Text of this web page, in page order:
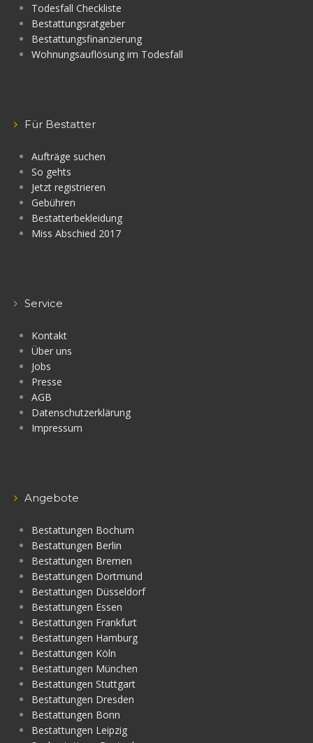
Todesfall Checkliste
Bestattungsratgeber
Bestattungsfinanzierung
Wohnungsauflösung im Todesfall
Für Bestatter
Aufträge suchen
So gehts
Jetzt registrieren
Gebühren
Bestatterbekleidung
Miss Abschied 2017
Service
Kontakt
Über uns
Jobs
Presse
AGB
Datenschutzerklärung
Impressum
Angebote
Bestattungen Bochum
Bestattungen Berlin
Bestattungen Bremen
Bestattungen Dortmund
Bestattungen Düsseldorf
Bestattungen Essen
Bestattungen Frankfurt
Bestattungen Hamburg
Bestattungen Köln
Bestattungen München
Bestattungen Stuttgart
Bestattungen Dresden
Bestattungen Bonn
Bestattungen Leipzig